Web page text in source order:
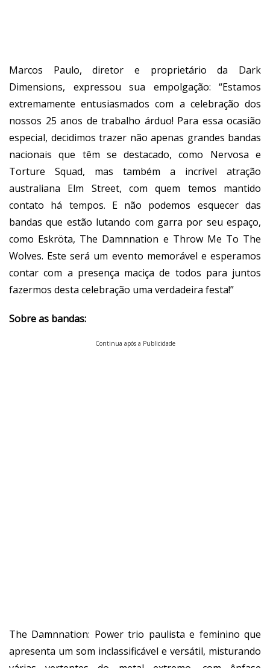
Marcos Paulo, diretor e proprietário da Dark
Dimensions, expressou sua empolgação: “Estamos
extremamente entusiasmados com a celebração dos
nossos 25 anos de trabalho árduo! Para essa ocasião
especial, decidimos trazer não apenas grandes bandas
nacionais que têm se destacado, como Nervosa e
Torture Squad, mas também a incrível atração
australiana Elm Street, com quem temos mantido
contato há tempos. E não podemos esquecer das
bandas que estão lutando com garra por seu espaço,
como Eskröta, The Damnnation e Throw Me To The
Wolves. Este será um evento memorável e esperamos
contar com a presença maciça de todos para juntos
fazermos desta celebração uma verdadeira festa!”
Sobre as bandas:
Continua após a Publicidade
The Damnnation: Power trio paulista e feminino que
apresenta um som inclassificável e versátil, misturando